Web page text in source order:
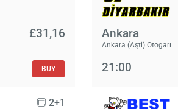
£‎31,16
BUY
Ankara
Ankara (Aşti) Otogarı
21:00
2+1